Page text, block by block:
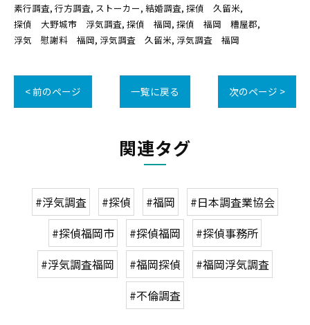
素行調査 行方調査 ストーカー 結婚調査 探偵 久留米
探偵 大野城市 浮気調査 探偵 福岡 探偵 福岡 糟屋郡
浮気 慰謝料 福岡 浮気調査 久留米 浮気調査 福岡
< 前のページ 一覧に戻る 次のページ >
関連タグ
#浮気調査 #探偵 #福岡
#日本調査業協会
#探偵福岡市
#探偵福岡
#探偵事務所
#浮気調査福岡
#福岡探偵
#福岡浮気調査
#不倫調査